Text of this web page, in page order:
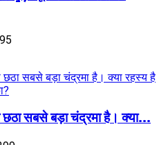
सबसे बड़ा चंद्रमा है। क्या...